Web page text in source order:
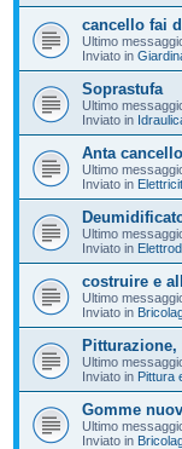
cancello fai
Ultimo
Inviato in
Soprastufa
Ultimo
Inviato in
Anta
Ultimo
Inviato in
Ultimo
Inviato in
costruire e
Ultimo
Inviato in
Pitturazione,
Ultimo
Inviato in Pittura
Gomme
Ultimo
Inviato in